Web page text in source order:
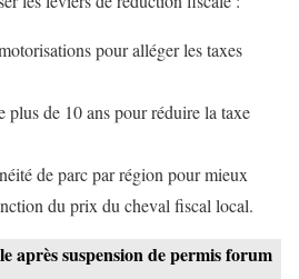
pour alléger les taxes
plus de 10 ans pour réduire la taxe
de parc par région pour mieux
du prix du cheval fiscal local.
après suspension de permis forum